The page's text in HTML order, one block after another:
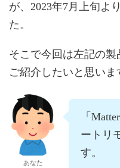
が、2023年7月上旬よ
た。
そこで今回は左記の
ご紹介したいと思いま
あなた
「
ートリ
す。